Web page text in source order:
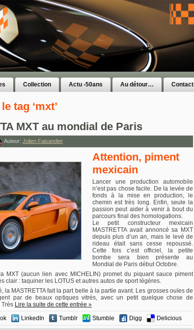
Collection Actu -50ans Au détour… Contact
tag ‘mxt’
MXT au mondial de Paris
Auteur: Julien Faisandier
Attention, piment
mexicain
Lancer une production automobile
n’est pas chose facile. De la levée de
fonds à la mise en production, le
chemin est très long. Enfin, seule la
passion peut aider à venir à bout du
parcours final des homologations.
Le petit constructeur mexicain
MASTRETTA avait annoncé sa MXT
depuis plus d’un an, mais le levé de
rideau était sans cesse repoussé.
Cette fois c’est officiel, la petite
bombe sera bien présente au
Mondial de Paris début Octobre.
MXT (aucun lien avec MICHELIN) promet du piquant sauce piment
clair : taquiner les LOTUS et autres autos de sport légères.
la MASTRETTA fait la part belle à la partie avant. Les grosses ouïes de
par de beaux optiques vitrés, avec un petit quelque chose de
Très Lire la suite de cette entrée »
LinkedIn Tumblr Stumble Digg Delicious